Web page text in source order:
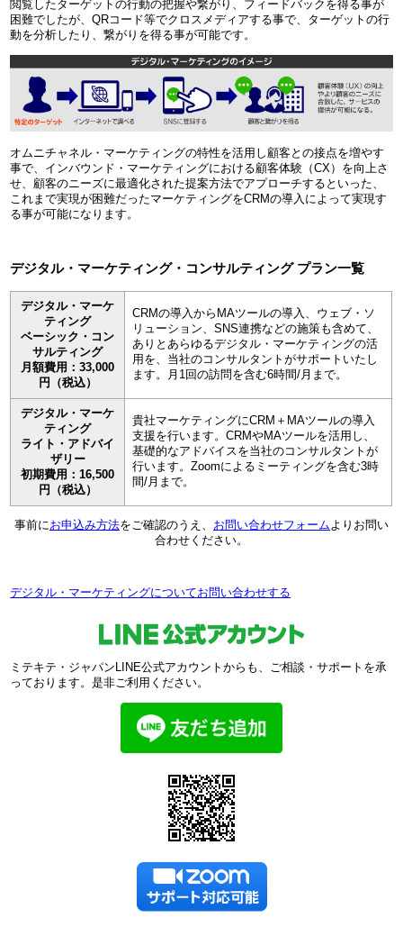
閲覧したターゲットの行動の把握や繋がり、フィードバックを得る事が
困難でしたが、QRコード等でクロスメディアする事で、ターゲットの行
動を分析したり、繋がりを得る事が可能です。
オムニチャネル・マーケティングの特性を活用し顧客との接点を増やす
事で、インバウンド・マーケティングにおける顧客体験（CX）を向上さ
せ、顧客のニーズに最適化された提案方法でアプローチするといった、
これまで実現が困難だったマーケティングをCRMの導入によって実現す
る事が可能になります。
デジタル・マーケティング・コンサルティング プラン一覧
デジタル・マーケ
ティング
ベーシック・コン
サルティング
月額費用：33,000
円（税込）
CRMの導入からMAツールの導入、ウェブ・ソ
リューション、SNS連携などの施策も含めて、
ありとあらゆるデジタル・マーケティングの活
用を、当社のコンサルタントがサポートいたし
ます。月1回の訪問を含む6時間/月まで。
デジタル・マーケ
ティング
ライト・アドバイ
ザリー
初期費用：16,500
円（税込）
貴社マーケティングにCRM＋MAツールの導入
支援を行います。CRMやMAツールを活用し、
基礎的なアドバイスを当社のコンサルタントが
行います。Zoomによるミーティングを含む3時
間/月まで。
事前にお申込み方法をご確認のうえ、 お問い合わせフォームよりお問い
合わせください。
デジタル・マーケティングについてお問い合わせする
ミテキテ・ジャパンLINE公式アカウントからも、ご相談・サポートを承
っております。是非ご利用ください。